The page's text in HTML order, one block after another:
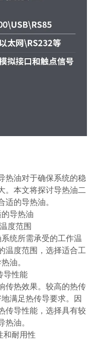
油对于确保系统的稳
。本文将探讨导热油二
适的导热油。
导热油
度范围
统所需承受的工作温
温度范围，选择适合工
油。
性能
热效果。较高的热传
满足热传导要求。因
传导性能，选择具有较
热油。
耐用性